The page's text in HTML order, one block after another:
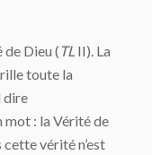
Dieu ( TL II). La
toute la
dire
mot : la Vérité de
cette vérité n’est